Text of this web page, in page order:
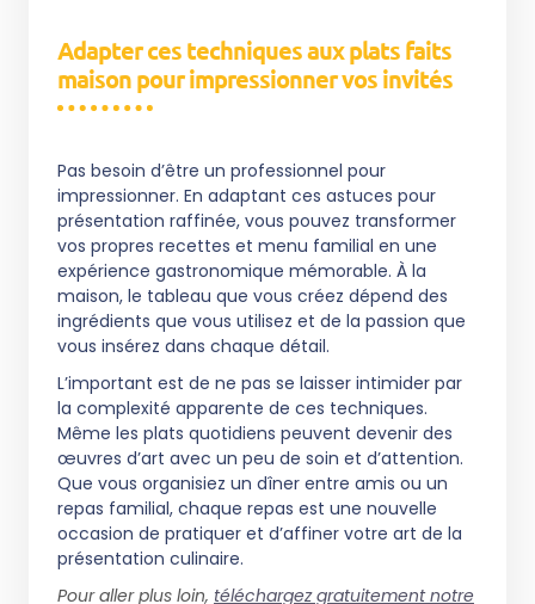
Adapter ces techniques aux plats faits
maison pour impressionner vos invités
Pas besoin d’être un professionnel pour
impressionner. En adaptant ces astuces pour
présentation raffinée, vous pouvez transformer
vos propres recettes et menu familial en une
expérience gastronomique mémorable. À la
maison, le tableau que vous créez dépend des
ingrédients que vous utilisez et de la passion que
vous insérez dans chaque détail.
L’important est de ne pas se laisser intimider par
la complexité apparente de ces techniques.
Même les plats quotidiens peuvent devenir des
œuvres d’art avec un peu de soin et d’attention.
Que vous organisiez un dîner entre amis ou un
repas familial, chaque repas est une nouvelle
occasion de pratiquer et d’affiner votre art de la
présentation culinaire.
Pour aller plus loin, téléchargez gratuitement notre